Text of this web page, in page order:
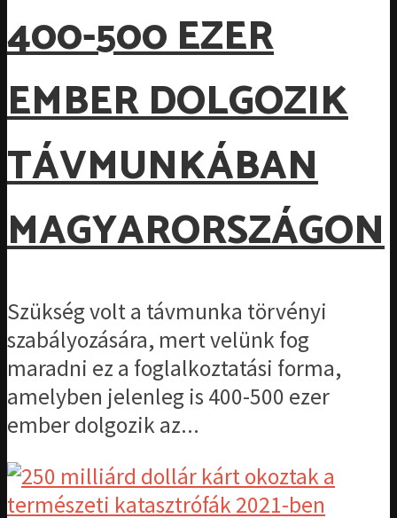
400-500 EZER
EMBER DOLGOZIK
TÁVMUNKÁBAN
MAGYARORSZÁGON
Szükség volt a távmunka törvényi
szabályozására, mert velünk fog
maradni ez a foglalkoztatási forma,
amelyben jelenleg is 400-500 ezer
ember dolgozik az...